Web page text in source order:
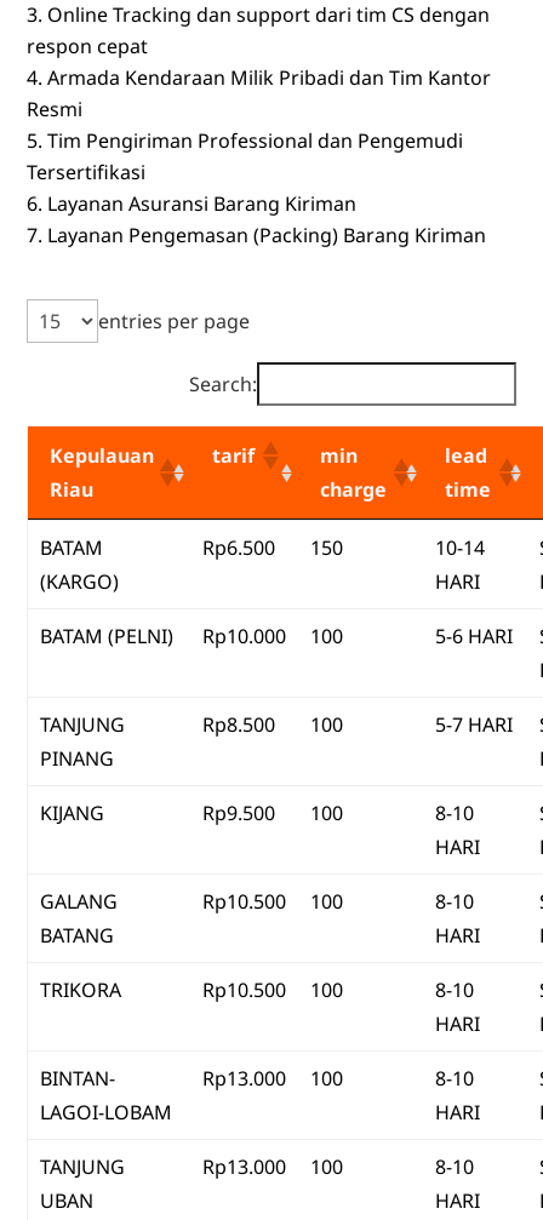
Online Tracking dan support dari tim CS dengan
respon cepat
Armada Kendaraan Milik Pribadi dan Tim Kantor
Resmi
Tim Pengiriman Professional dan Pengemudi
Tersertifikasi
Layanan Asuransi Barang Kiriman
Layanan Pengemasan (Packing) Barang Kiriman
entries per page
Search:
Kepulauan
Riau
tarif
min
charge
lead
time
BATAM
(KARGO)
Rp6.500 150
10-14
HARI
BATAM (PELNI) Rp10.000 100 5-6 HARI
TANJUNG
PINANG
Rp8.500 100 5-7 HARI
KIJANG Rp9.500 100
8-10
HARI
GALANG
BATANG
Rp10.500 100
8-10
HARI
TRIKORA Rp10.500 100
8-10
HARI
BINTAN-
LAGOI-LOBAM
Rp13.000 100
8-10
HARI
TANJUNG
UBAN
Rp13.000 100
8-10
HARI